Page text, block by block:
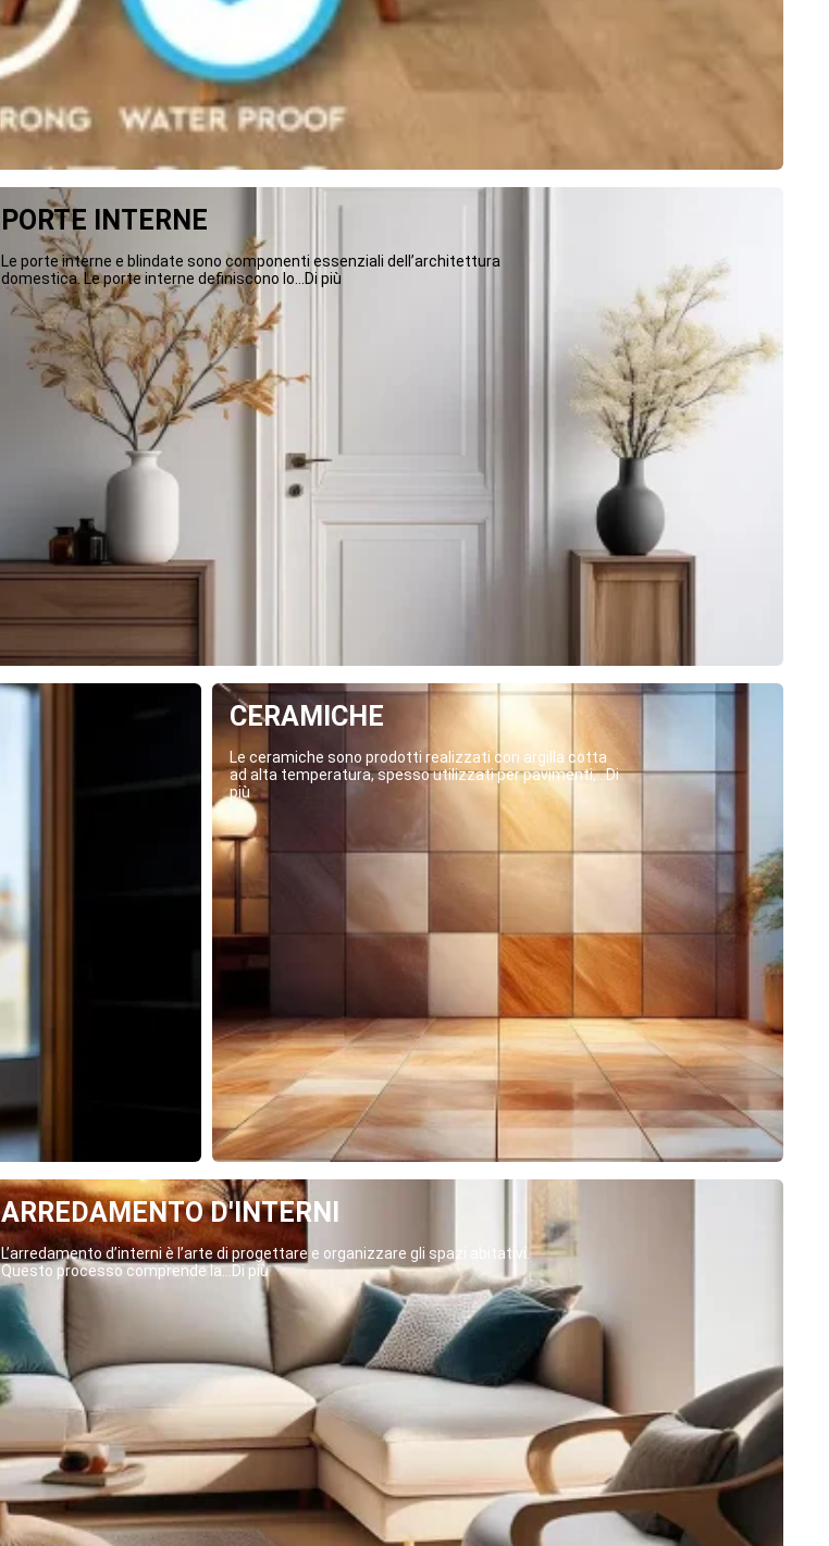
PORTE INTERNE
Le porte interne e blindate sono componenti essenziali dell’architettura
domestica. Le porte interne definiscono lo...Di più
CERAMICHE
Le ceramiche sono prodotti realizzati con argilla cotta
ad alta temperatura, spesso utilizzati per pavimenti,...Di
più
ARREDAMENTO D'INTERNI
L’arredamento d’interni è l’arte di progettare e organizzare gli spazi abitativi.
Questo processo comprende la...Di più